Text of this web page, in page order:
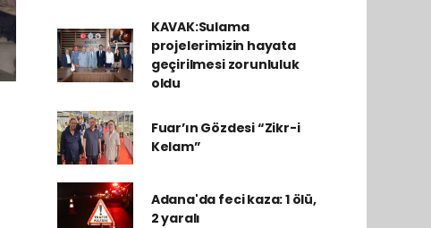
KAVAK:Sulama
projelerimizin hayata
geçirilmesi zorunluluk
oldu
Fuar’ın Gözdesi “Zikr-i
Kelam”
Adana'da feci kaza: 1 ölü,
2 yaralı